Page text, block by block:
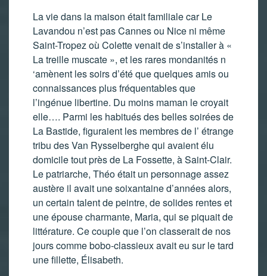
La vie dans la maison était familiale car Le
Lavandou n’est pas Cannes ou Nice ni même
Saint-Tropez où Colette venait de s’installer à «
La treille muscate », et les rares mondanités n
‘amènent les soirs d’été que quelques amis ou
connaissances plus fréquentables que
l’ingénue libertine. Du moins maman le croyait
elle…. Parmi les habitués des belles soirées de
La Bastide, figuraient les membres de l’ étrange
tribu des Van Rysselberghe qui avaient élu
domicile tout près de La Fossette, à Saint-Clair.
Le patriarche, Théo était un personnage assez
austère il avait une soixantaine d’années alors,
un certain talent de peintre, de solides rentes et
une épouse charmante, Maria, qui se piquait de
littérature. Ce couple que l’on classerait de nos
jours comme bobo-classieux avait eu sur le tard
une fillette, Élisabeth.